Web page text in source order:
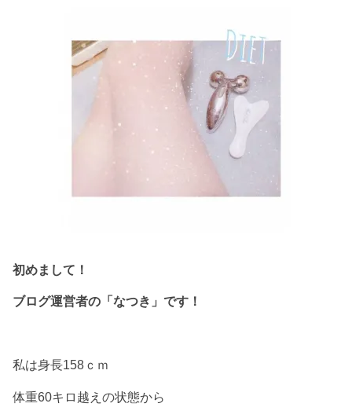
初めまして！
ブログ運営者の「なつき」です！
私は身長158ｃｍ
体重60キロ越えの状態から